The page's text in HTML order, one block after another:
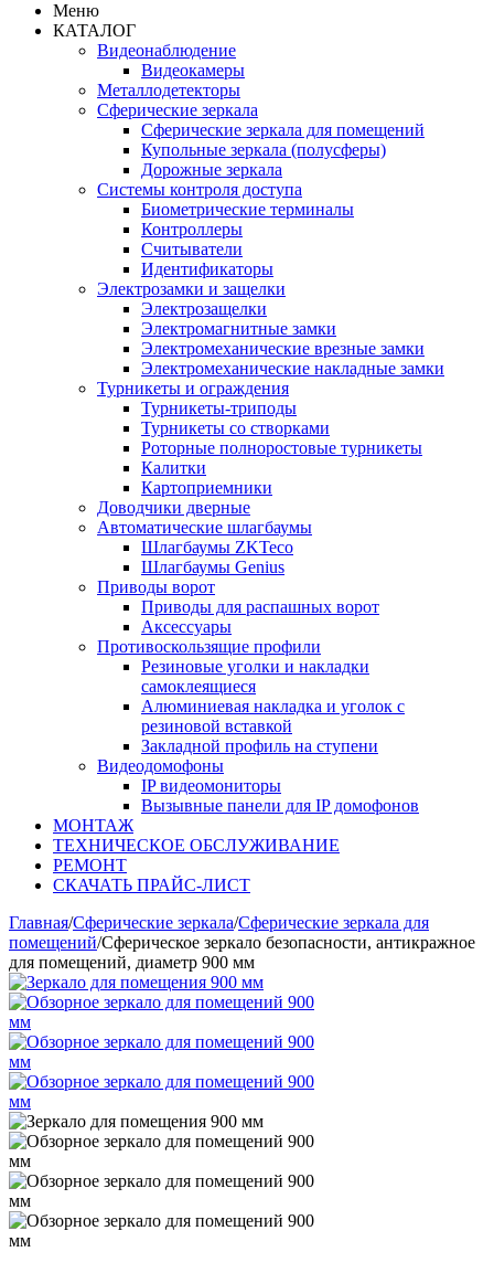
Меню
КАТАЛОГ
Видеонаблюдение
Видеокамеры
Металлодетекторы
Сферические зеркала
Сферические зеркала для помещений
Купольные зеркала (полусферы)
Дорожные зеркала
Системы контроля доступа
Биометрические терминалы
Контроллеры
Считыватели
Идентификаторы
Электрозамки и защелки
Электрозащелки
Электромагнитные замки
Электромеханические врезные замки
Электромеханические накладные замки
Турникеты и ограждения
Турникеты-триподы
Турникеты со створками
Роторные полноростовые турникеты
Калитки
Картоприемники
Доводчики дверные
Автоматические шлагбаумы
Шлагбаумы ZKTeco
Шлагбаумы Genius
Приводы ворот
Приводы для распашных ворот
Аксессуары
Противоскользящие профили
Резиновые уголки и накладки
самоклеящиеся
Алюминиевая накладка и уголок с
резиновой вставкой
Закладной профиль на ступени
Видеодомофоны
IP видеомониторы
Вызывные панели для IP домофонов
МОНТАЖ
ТЕХНИЧЕСКОЕ ОБСЛУЖИВАНИЕ
РЕМОНТ
СКАЧАТЬ ПРАЙС-ЛИСТ
Главная/Сферические зеркала/Сферические зеркала для
помещений/Сферическое зеркало безопасности, антикражное
для помещений, диаметр 900 мм